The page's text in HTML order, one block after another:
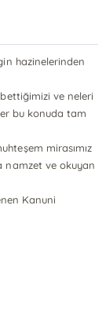
hazinelerinden
ve neleri
bu konuda tam
mirasımız
namzet ve okuyan
Kanuni